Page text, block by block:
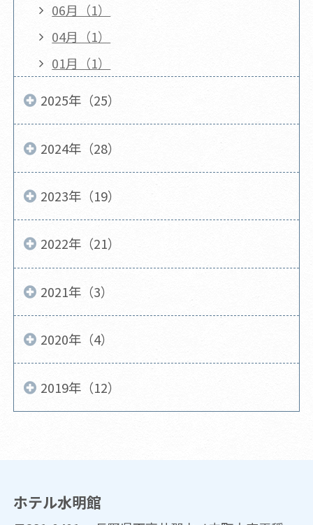
06月（1）
04月（1）
01月（1）
2025年（25）
2024年（28）
2023年（19）
2022年（21）
2021年（3）
2020年（4）
2019年（12）
ホテル水明館